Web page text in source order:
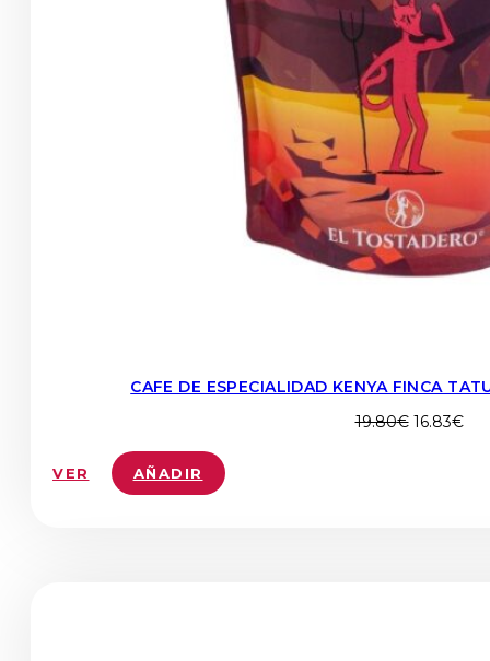
CAFE DE ESPECIALIDAD KENYA FINCA
19.80€ El
16.83€El
VER AÑADIR